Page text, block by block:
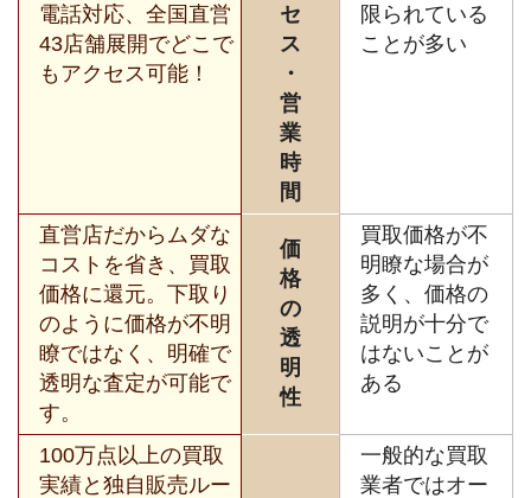
電話対応、全国直営
43店舗展開でどこで
もアクセス可能！
セ
ス
・
営
業
時
間
限られている
ことが多い
直営店だからムダな
コストを省き、買取
価格に還元。下取り
のように価格が不明
瞭ではなく、明確で
透明な査定が可能で
す。
価
格
の
透
明
性
買取価格が不
明瞭な場合が
多く、価格の
説明が十分で
はないことが
ある
100万点以上の買取
実績と独自販売ルー
一般的な買取
業者ではオー